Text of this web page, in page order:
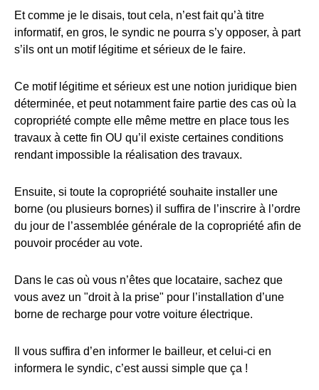
Et comme je le disais, tout cela, n’est fait qu’à titre
informatif, en gros, le syndic ne pourra s’y opposer, à part
s’ils ont un motif légitime et sérieux de le faire.
Ce motif légitime et sérieux est une notion juridique bien
déterminée, et peut notamment faire partie des cas où la
copropriété compte elle même mettre en place tous les
travaux à cette fin OU qu’il existe certaines conditions
rendant impossible la réalisation des travaux.
Ensuite, si toute la copropriété souhaite installer une
borne (ou plusieurs bornes) il suffira de l’inscrire à l’ordre
du jour de l’assemblée générale de la copropriété afin de
pouvoir procéder au vote.
Dans le cas où vous n’êtes que locataire, sachez que
vous avez un "droit à la prise" pour l’installation d’une
borne de recharge pour votre voiture électrique.
Il vous suffira d’en informer le bailleur, et celui-ci en
informera le syndic, c’est aussi simple que ça !